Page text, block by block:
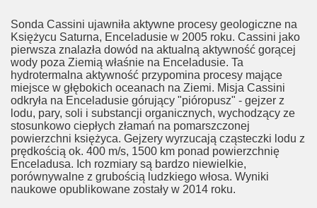
Sonda Cassini ujawniła aktywne procesy geologiczne na
Księżycu Saturna, Enceladusie w 2005 roku. Cassini jako
pierwsza znalazła dowód na aktualną aktywność gorącej
wody poza Ziemią właśnie na Enceladusie. Ta
hydrotermalna aktywność przypomina procesy mające
miejsce w głębokich oceanach na Ziemi. Misja Cassini
odkryła na Enceladusie górujący "pióropusz" - gejzer z
lodu, pary, soli i substancji organicznych, wychodzący ze
stosunkowo ciepłych złamań na pomarszczonej
powierzchni księżyca. Gejzery wyrzucają cząsteczki lodu z
prędkością ok. 400 m/s, 1500 km ponad powierzchnię
Enceladusa. Ich rozmiary są bardzo niewielkie,
porównywalne z grubością ludzkiego włosa. Wyniki
naukowe opublikowane zostały w 2014 roku.